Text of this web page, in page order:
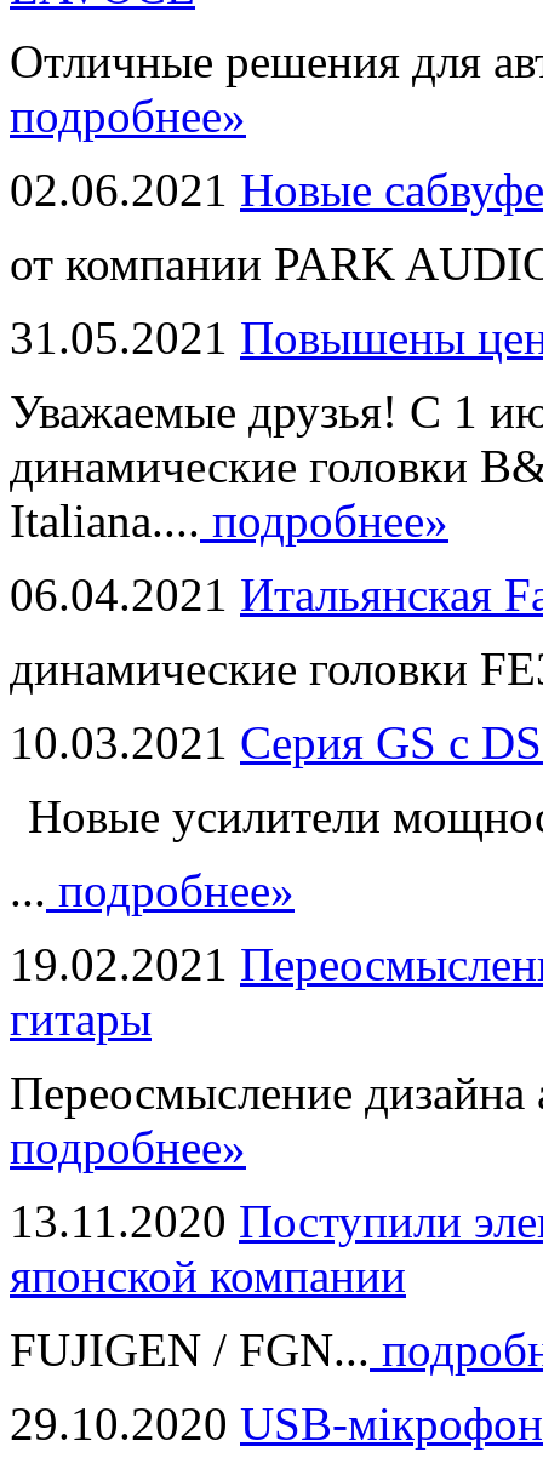
Отличные решения для
подробнее»
02.06.2021 Новые
от компании PARK
31.05.2021 Повышены
Уважаемые друзья! С 1
динамические головки
Italiana.... подробнее»
06.04.2021 Итальянская
динамические головки
10.03.2021 Серия GS с
Новые усилители
... подробнее»
19.02.2021
гитары
Переосмысление дизайна
подробнее»
13.11.2020 Поступили
японской компании
FUJIGEN / FGN...
29.10.2020 USB-